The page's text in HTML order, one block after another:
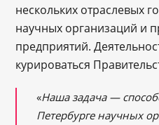
нескольких отраслевых
научных организаций и
предприятий.
курироваться
«Наша задача —
Петербурге научных